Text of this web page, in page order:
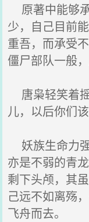
原著中能够
少，自己目前
重吾，而承受
僵尸部队一般
唐枭轻笑着
儿，以后你们
妖族生命力
亦是不弱的青
剩下头颅，其
己远不如离殇
飞舟而去。